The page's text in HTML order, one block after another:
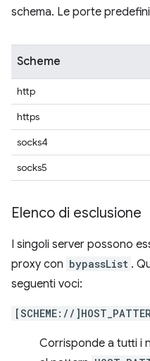
schema. Le porte
Scheme
http
https
socks4
socks5
Elenco di esclusione
I singoli server possono
proxy con bypassList .
seguenti voci:
[SCHEME://
Corrisponde a tutti i